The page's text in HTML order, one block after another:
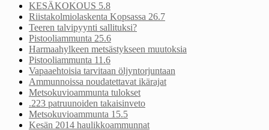
KESÄKOKOUS 5.8
Riistakolmiolaskenta Kopsassa 26.7
Teeren talvipyynti sallituksi?
Pistooliammunta 25.6
Harmaahylkeen metsästykseen muutoksia
Pistooliammunta 11.6
Vapaaehtoisia tarvitaan öljyntorjuntaan
Ammunnoissa noudatettavat ikärajat
Metsokuvioammunta tulokset
.223 patruunoiden takaisinveto
Metsokuvioammunta 15.5
Kesän 2014 haulikkoammunnat